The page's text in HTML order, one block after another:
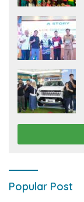
Popular Post